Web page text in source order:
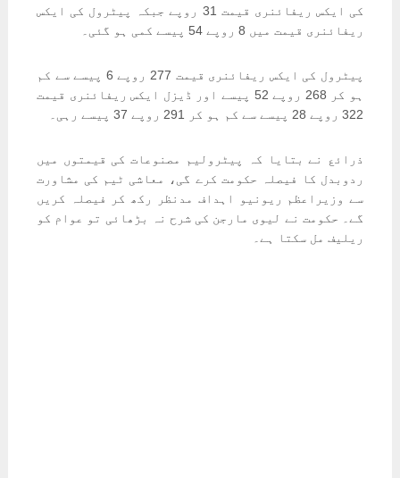
کی ایکس ریفائنری قیمت 31 روپے جبکہ پیٹرول کی ایکس
ریفائنری قیمت میں 8 روپے 54 پیسے کمی ہو گئی۔
پیٹرول کی ایکس ریفائنری قیمت 277 روپے 6 پیسے سے کم
ہو کر 268 روپے 52 پیسے اور ڈیزل ایکس ریفائنری قیمت
322 روپے 28 پیسے سے کم ہو کر 291 روپے 37 پیسے رہی۔
ذرائع نے بتایا کہ پیٹرولیم مصنوعات کی قیمتوں میں
ردوبدل کا فیصلہ حکومت کرے گی، معاشی ٹیم کی مشاورت
سے وزیراعظم ریونیو اہداف مدنظر رکھ کر فیصلہ کریں
گے۔ حکومت نے لیوی مارجن کی شرح نہ بڑھائی تو عوام کو
ریلیف مل سکتا ہے۔